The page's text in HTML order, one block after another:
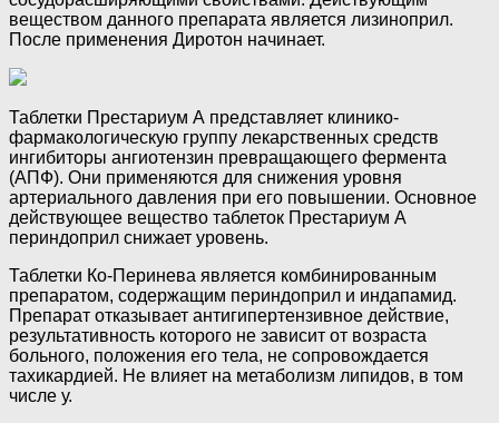
веществом данного препарата является лизиноприл.
После применения Диротон начинает.
Таблетки Престариум А представляет клинико-
фармакологическую группу лекарственных средств
ингибиторы ангиотензин превращающего фермента
(АПФ). Они применяются для снижения уровня
артериального давления при его повышении. Основное
действующее вещество таблеток Престариум А
периндоприл снижает уровень.
Таблетки Ко-Перинева является комбинированным
препаратом, содержащим периндоприл и индапамид.
Препарат отказывает антигипертензивное действие,
результативность которого не зависит от возраста
больного, положения его тела, не сопровождается
тахикардией. Не влияет на метаболизм липидов, в том
числе у.